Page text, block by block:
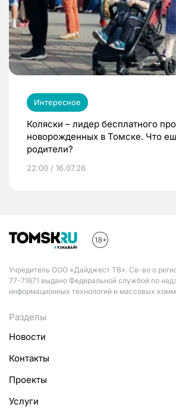
Интересное
Коляски – лидер бесплатного
новорожденных в Томске. Что
родители?
22:00 / 16.07.26
Учредитель ООО «Дайджест ТВ». Св-во о
77-71671 выдано Федеральной службой по
информационных технологий и массовых
Разделы
Новости
Контакты
Проекты
Услуги